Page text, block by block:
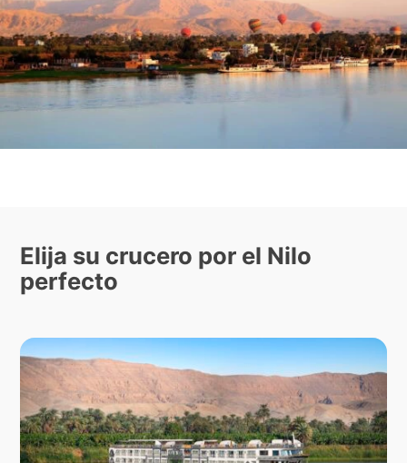
Elija su crucero por el Nilo
perfecto